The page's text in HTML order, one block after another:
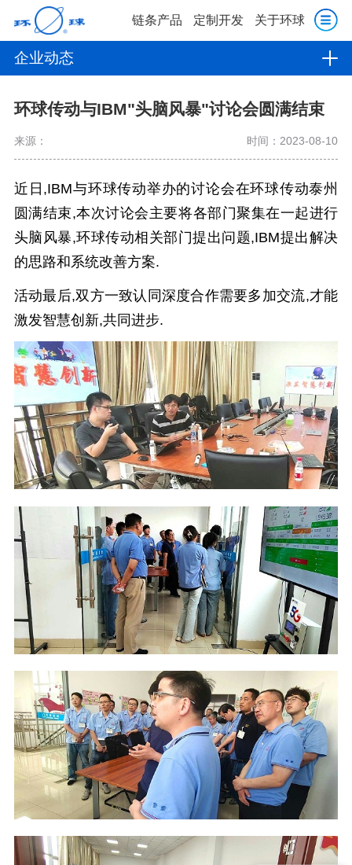
链条产品 定制开发 关于环球
企业动态
环球传动与IBM"头脑风暴"讨论会圆满结束
来源： 时间：2023-08-10
近日,IBM与环球传动举办的讨论会在环球传动泰州
圆满结束,本次讨论会主要将各部门聚集在一起进行
头脑风暴,环球传动相关部门提出问题,IBM提出解决
的思路和系统改善方案.
活动最后,双方一致认同深度合作需要多加交流,才能
激发智慧创新,共同进步.